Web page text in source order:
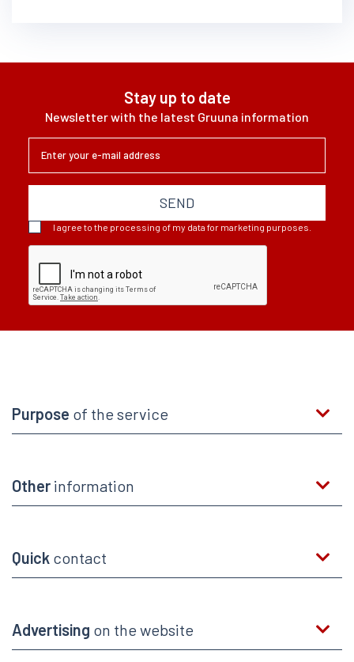
Stay up to date
Newsletter with the latest Gruuna information
SEND
I agree to the processing of my data for marketing purposes.
Purpose of the service
Other information
Quick contact
Advertising on the website